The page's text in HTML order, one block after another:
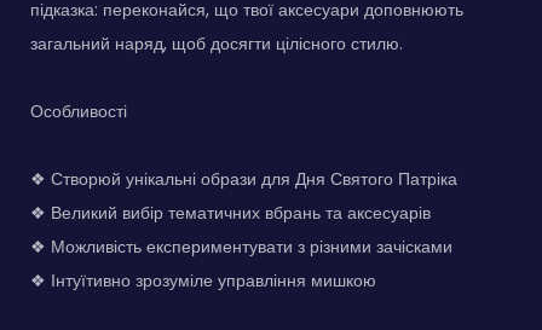
підказка: переконайся, що твої аксесуари доповнюють
загальний наряд, щоб досягти цілісного стилю.
Особливості
❖ Створюй унікальні образи для Дня Святого Патріка
❖ Великий вибір тематичних вбрань та аксесуарів
❖ Можливість експериментувати з різними зачісками
❖ Інтуїтивно зрозуміле управління мишкою